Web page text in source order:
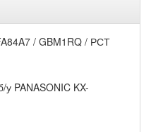
/ GBM1RQ / РСТ
PANASONIC KX-